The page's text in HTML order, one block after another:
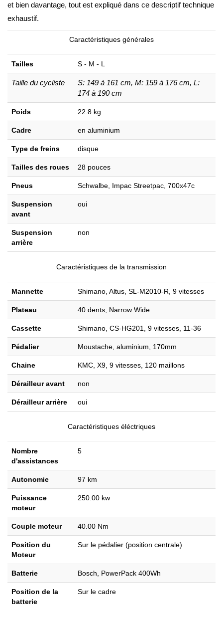
et bien davantage, tout est expliqué dans ce descriptif technique
exhaustif.
Caractéristiques générales
Tailles S - M - L
Taille du cycliste
S: 149 à 161 cm, M: 159 à 176 cm, L:
174 à 190 cm
Poids 22.8 kg
Cadre en aluminium
Type de freins disque
Tailles des roues 28 pouces
Pneus Schwalbe, Impac Streetpac, 700x47c
Suspension
avant
oui
Suspension
arrière
non
Caractéristiques de la transmission
Mannette Shimano, Altus, SL-M2010-R, 9 vitesses
Plateau 40 dents, Narrow Wide
Cassette Shimano, CS-HG201, 9 vitesses, 11-36
Pédalier Moustache, aluminium, 170mm
Chaine KMC, X9, 9 vitesses, 120 maillons
Dérailleur avant non
Dérailleur arrière oui
Caractéristiques éléctriques
Nombre
d'assistances
5
Autonomie 97 km
Puissance
moteur
250.00 kw
Couple moteur 40.00 Nm
Position du
Moteur
Sur le pédalier (position centrale)
Batterie Bosch, PowerPack 400Wh
Position de la
batterie
Sur le cadre